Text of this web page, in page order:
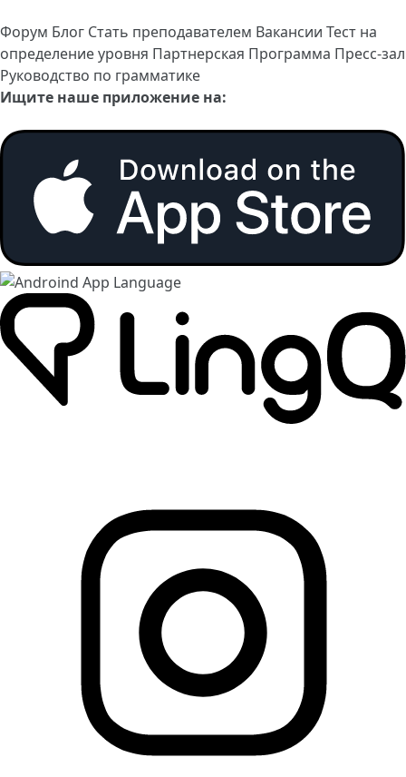
Форум Блог Стать преподавателем Вакансии Тест на
определение уровня Партнерская Программа Пресс-зал
Руководство по грамматике
Ищите наше приложение на: